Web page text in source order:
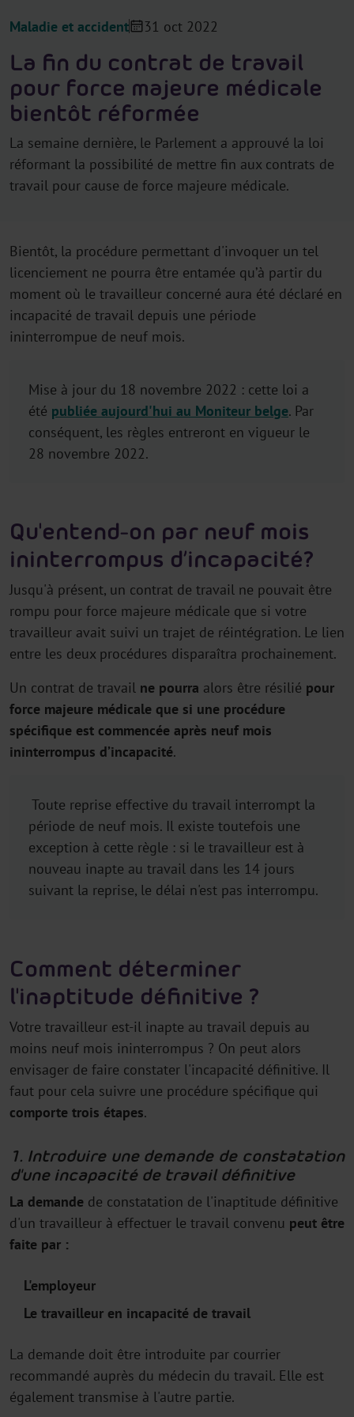
Maladie et accident 31 oct 2022
La fin du contrat de travail
pour force majeure médicale
bientôt réformée
La semaine dernière, le Parlement a approuvé la loi
réformant la possibilité de mettre fin aux contrats de
travail pour cause de force majeure médicale.
Bientôt, la procédure permettant d'invoquer un tel
licenciement ne pourra être entamée qu’à partir du
moment où le travailleur concerné aura été déclaré en
incapacité de travail depuis une période
ininterrompue de neuf mois.
Mise à jour du 18 novembre 2022 : cette loi a
été publiée aujourd'hui au Moniteur belge. Par
conséquent, les règles entreront en vigueur le
28 novembre 2022.
Qu'entend-on par neuf mois
ininterrompus d’incapacité?
Jusqu'à présent, un contrat de travail ne pouvait être
rompu pour force majeure médicale que si votre
travailleur avait suivi un trajet de réintégration. Le lien
entre les deux procédures disparaîtra prochainement.
Un contrat de travail ne pourra alors être résilié pour
force majeure médicale que si une procédure
spécifique est commencée après neuf mois
ininterrompus d’incapacité.
Toute reprise effective du travail interrompt la
période de neuf mois. Il existe toutefois une
exception à cette règle : si le travailleur est à
nouveau inapte au travail dans les 14 jours
suivant la reprise, le délai n'est pas interrompu.
Comment déterminer
l'inaptitude définitive ?
Votre travailleur est-il inapte au travail depuis au
moins neuf mois ininterrompus ? On peut alors
envisager de faire constater l'incapacité définitive. Il
faut pour cela suivre une procédure spécifique qui
comporte trois étapes.
1. Introduire une demande de constatation
d'une incapacité de travail définitive
La demande de constatation de l'inaptitude définitive
d'un travailleur à effectuer le travail convenu peut être
faite par :
L'employeur
Le travailleur en incapacité de travail
La demande doit être introduite par courrier
recommandé auprès du médecin du travail. Elle est
également transmise à l'autre partie.